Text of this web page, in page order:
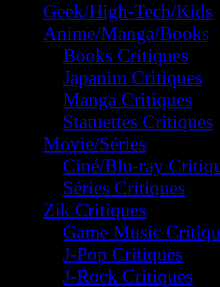
Geek/High-Tech/Kids
Anime/Manga/Books
Books Critiques
Japanim Critiques
Manga Critiques
Statuettes Critiques
Movie/Séries
Ciné/Blu-ray
Séries Critiques
Zik Critiques
Game Music
J-Pop Critiques
J-Rock Critiques